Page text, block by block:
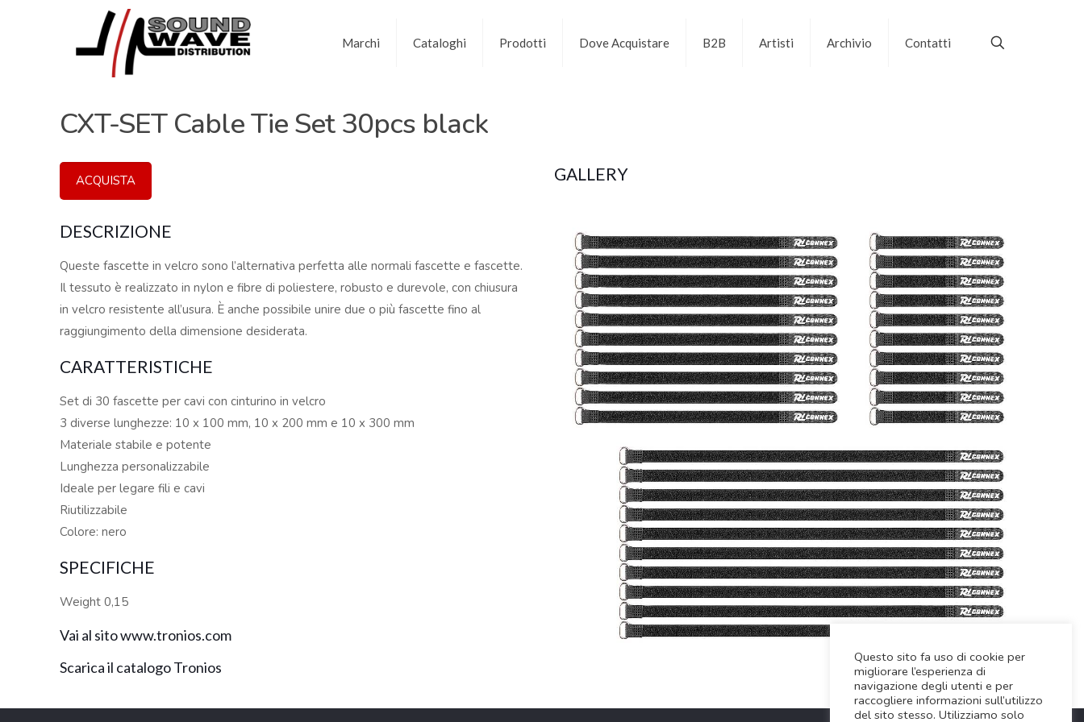
Marchi Cataloghi Prodotti Dove Acquistare B2B Artisti Archivio Contatti
CXT-SET Cable Tie Set 30pcs black
ACQUISTA
DESCRIZIONE
Queste fascette in velcro sono l’alternativa perfetta alle normali fascette e fascette.
Il tessuto è realizzato in nylon e fibre di poliestere, robusto e durevole, con chiusura
in velcro resistente all’usura. È anche possibile unire due o più fascette fino al
raggiungimento della dimensione desiderata.
CARATTERISTICHE
Set di 30 fascette per cavi con cinturino in velcro
3 diverse lunghezze: 10 x 100 mm, 10 x 200 mm e 10 x 300 mm
Materiale stabile e potente
Lunghezza personalizzabile
Ideale per legare fili e cavi
Riutilizzabile
Colore: nero
SPECIFICHE
Weight 0,15
Vai al sito www.tronios.com
Scarica il catalogo Tronios
GALLERY
Questo sito fa uso di cookie per
migliorare l’esperienza di
navigazione degli utenti e per
raccogliere informazioni sull’utilizzo
del sito stesso. Utilizziamo solo